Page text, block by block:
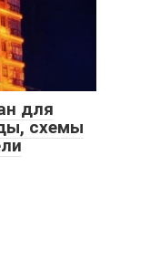
для
схемы